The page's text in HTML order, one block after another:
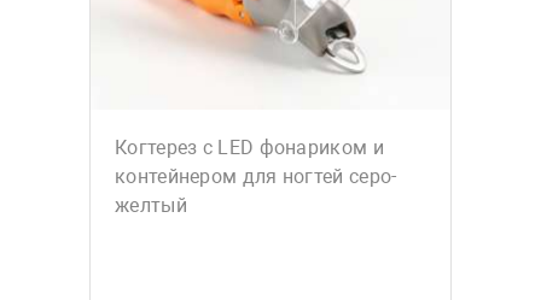
Когтерез с LED фонариком и
контейнером для ногтей серо-
желтый